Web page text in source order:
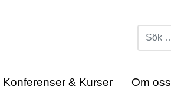
Konferenser & Kurser Om oss